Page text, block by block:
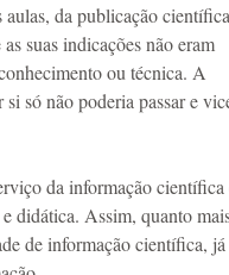
da publicação
suas indicações não eram
ou técnica. A
só não poderia passar e
da informação científica
didática. Assim, quanto
de informação científica,